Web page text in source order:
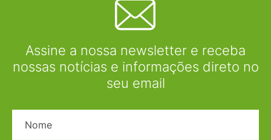
Assine a nossa newsletter e receba
nossas notícias e informações direto no
seu email